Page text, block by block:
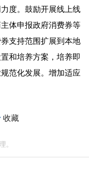
度。鼓励开展线上线
体申报政府消费券等
支持范围扩展到本地
和培养方案，培养即
范化发展。增加适应
收藏
。